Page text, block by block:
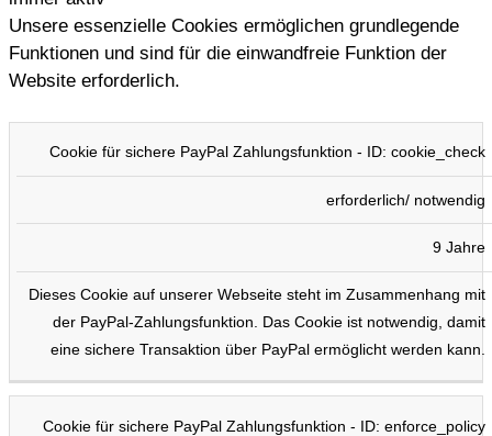
Unsere essenzielle Cookies ermöglichen grundlegende
Funktionen und sind für die einwandfreie Funktion der
Website erforderlich.
COOKIE TYP DAUER BESCHREIBUNG
Cookie für sichere PayPal Zahlungsfunktion - ID: cookie_check
erforderlich/ notwendig
9 Jahre
Dieses Cookie auf unserer Webseite steht im Zusammenhang mit
der PayPal-Zahlungsfunktion. Das Cookie ist notwendig, damit
eine sichere Transaktion über PayPal ermöglicht werden kann.
Cookie für sichere PayPal Zahlungsfunktion - ID: enforce_policy